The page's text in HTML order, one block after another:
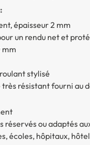
épaisseur 2 mm
un rendu net et
mm
stylisé
résistant fourni au
réservés ou adaptés
écoles, hôpitaux,